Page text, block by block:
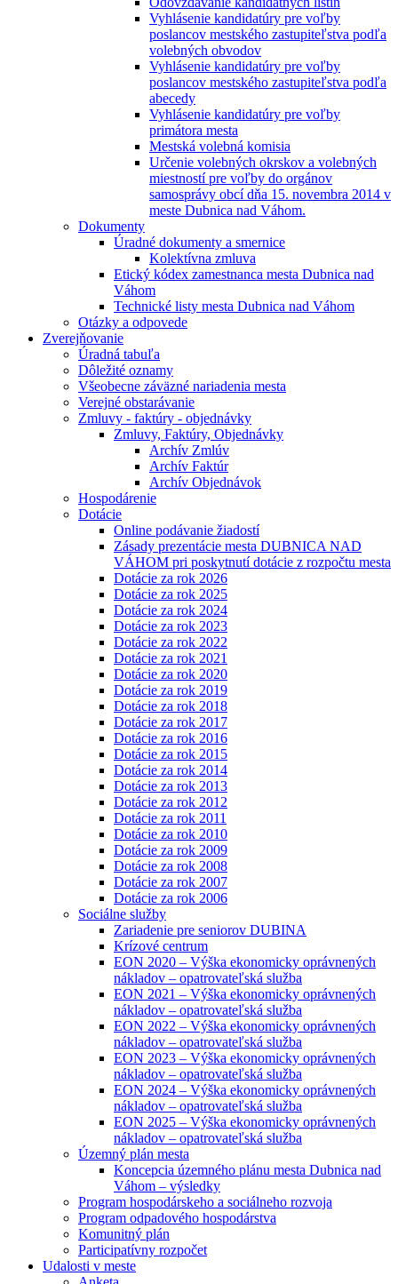
Vyhlásenie kandidatúry pre voľby
poslancov mestského zastupiteľstva podľa
volebných obvodov
Vyhlásenie kandidatúry pre voľby
poslancov mestského zastupiteľstva podľa
abecedy
Vyhlásenie kandidatúry pre voľby
primátora mesta
Mestská volebná komisia
Určenie volebných okrskov a volebných
miestností pre voľby do orgánov
samosprávy obcí dňa 15. novembra 2014 v
meste Dubnica nad Váhom.
Dokumenty
Úradné dokumenty a smernice
Kolektívna zmluva
Etický kódex zamestnanca mesta Dubnica nad
Váhom
Technické listy mesta Dubnica nad Váhom
Otázky a odpovede
Zverejňovanie
Úradná tabuľa
Dôležité oznamy
Všeobecne záväzné nariadenia mesta
Verejné obstarávanie
Zmluvy - faktúry - objednávky
Zmluvy, Faktúry, Objednávky
Archív Zmlúv
Archív Faktúr
Archív Objednávok
Hospodárenie
Dotácie
Online podávanie žiadostí
Zásady prezentácie mesta DUBNICA NAD
VÁHOM pri poskytnutí dotácie z rozpočtu mesta
Dotácie za rok 2026
Dotácie za rok 2025
Dotácie za rok 2024
Dotácie za rok 2023
Dotácie za rok 2022
Dotácie za rok 2021
Dotácie za rok 2020
Dotácie za rok 2019
Dotácie za rok 2018
Dotácie za rok 2017
Dotácie za rok 2016
Dotácie za rok 2015
Dotácie za rok 2014
Dotácie za rok 2013
Dotácie za rok 2012
Dotácie za rok 2011
Dotácie za rok 2010
Dotácie za rok 2009
Dotácie za rok 2008
Dotácie za rok 2007
Dotácie za rok 2006
Sociálne služby
Zariadenie pre seniorov DUBINA
Krízové centrum
EON 2020 – Výška ekonomicky oprávnených
nákladov – opatrovateľská služba
EON 2021 – Výška ekonomicky oprávnených
nákladov – opatrovateľská služba
EON 2022 – Výška ekonomicky oprávnených
nákladov – opatrovateľská služba
EON 2023 – Výška ekonomicky oprávnených
nákladov – opatrovateľská služba
EON 2024 – Výška ekonomicky oprávnených
nákladov – opatrovateľská služba
EON 2025 – Výška ekonomicky oprávnených
nákladov – opatrovateľská služba
Územný plán mesta
Koncepcia územného plánu mesta Dubnica nad
Váhom – výsledky
Program hospodárskeho a sociálneho rozvoja
Program odpadového hospodárstva
Komunitný plán
Participatívny rozpočet
Udalosti v meste